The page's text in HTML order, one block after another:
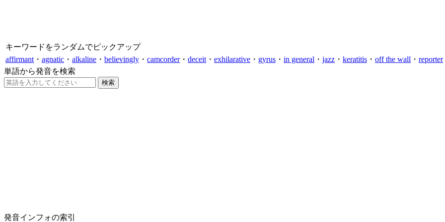
キーワードをランダムでピックアップ
affirmant ・ agnatic ・ alkaline ・ believingly ・ camcorder・ deceit ・ exhilarative ・ gyrus ・ in general ・ jazz ・ keratitis ・ off the wall ・ reporter
単語から発音を検索
発音インフォの索引